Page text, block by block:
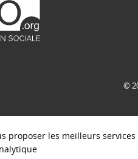
©
proposer les meilleurs